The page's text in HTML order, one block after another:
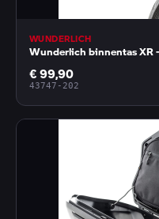
WUNDERLICH
Wunderlich binnentas XR
€ 99,90
43747-202